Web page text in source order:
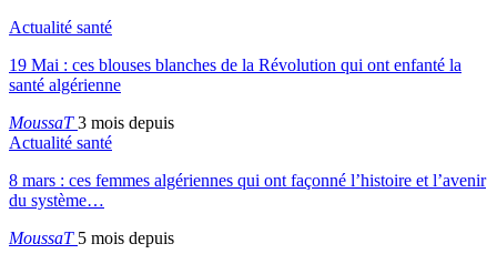
Actualité santé
19 Mai : ces blouses blanches de la Révolution qui ont enfanté la
santé algérienne
MoussaT3 mois depuis
Actualité santé
8 mars : ces femmes algériennes qui ont façonné l’histoire et l’avenir
du système…
MoussaT 5 mois depuis